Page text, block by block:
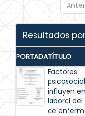
Resultados
PORTADATÍTULO
Factores
influyen
laboral del
de